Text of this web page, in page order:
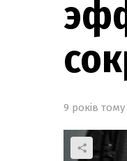
9 років тому